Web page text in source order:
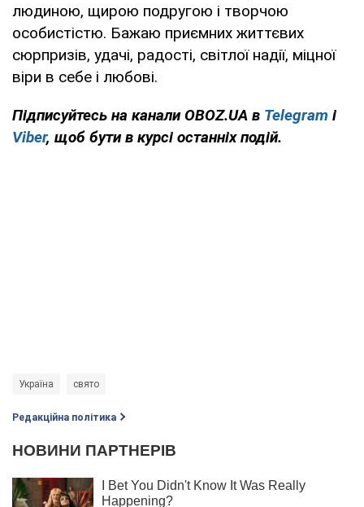
людиною, щирою подругою і творчою
особистістю. Бажаю приємних життєвих
сюрпризів, удачі, радості, світлої надії, міцної
віри в себе і любові.
Підписуйтесь на канали OBOZ.UA в Telegram і
Viber, щоб бути в курсі останніх подій.
Україна свято
Редакційна політика